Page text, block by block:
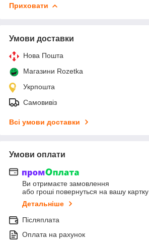
Приховати
Умови доставки
Нова Пошта
Магазини Rozetka
Укрпошта
Самовивіз
Всі умови доставки
Умови оплати
Ви отримаєте замовлення
або гроші повернуться на вашу картку
Детальніше
Післяплата
Оплата на рахунок